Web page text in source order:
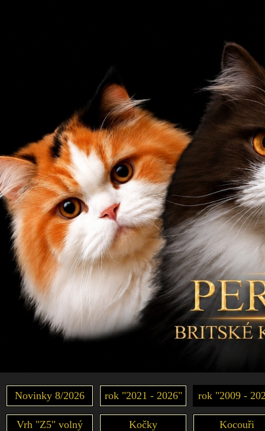
Novinky 8/2026 rok "2021 - 2026" rok "2009 -
Vrh "Z5" volný Kočky Kocouři